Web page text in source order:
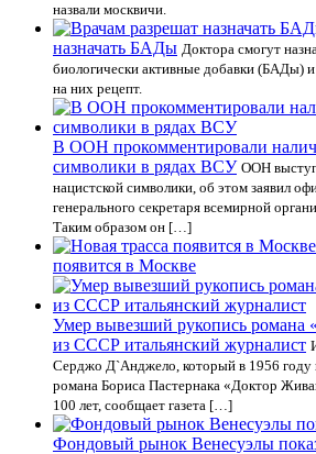
назвали москвичи.
назначать БАДы Доктора смогут
биологически активные добавки (БАДы)
на них рецепт.
В ООН прокомментировали
символики в рядах ВСУ ООН
нацистской символики, об этом заявил
генерального секретаря всемирной
Таким образом он […]
появится в Москве
Умер вывезший рукопись романа
из СССР итальянский журналист
Серджо Д`Анджело, который в 1956 году
романа Бориса Пастернака «Доктор
100 лет, сообщает газета […]
Фондовый рынок Венесуэлы